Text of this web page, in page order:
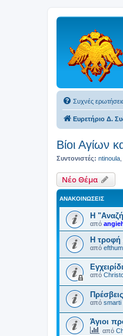
Συχνές
Ευρετήριο Δ.
Βίοι Αγίων
Συντονιστές: ntinoula
Νέο Θέμα
ΑΝΑΚΟΙΝΏΣΕΙΣ
Η
από
H
από
από
από smarti
Άγιοι
από